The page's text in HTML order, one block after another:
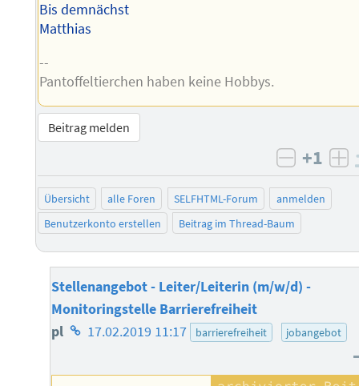
Bis demnächst
Matthias
--
Pantoffeltierchen haben keine Hobbys.
Beitrag melden
negativ
+1
Übersicht alle Foren SELFHTML-Forum
anmelden
Benutzerkonto erstellen
Beitrag im Thread-Baum
Stellenangebot - Leiter/Leiterin (m/w/d) -
Monitoringstelle Barrierefreiheit
pl Homepage
Autors
17.02.2019 11:17 barrierefreiheit jobangebot